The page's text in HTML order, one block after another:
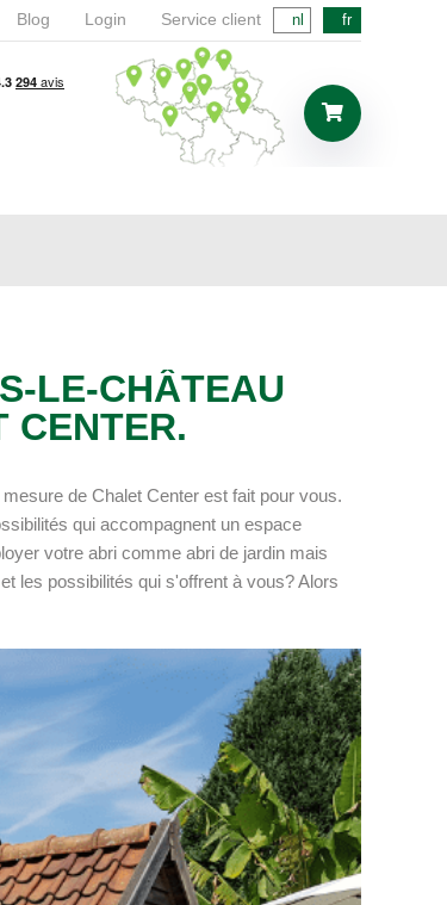
Blog Login Service client nl fr
LE-CHÂTEAU
CENTER.
de Chalet Center est fait pour vous.
qui accompagnent un espace
votre abri comme abri de jardin mais
les possibilités qui s'offrent à vous? Alors